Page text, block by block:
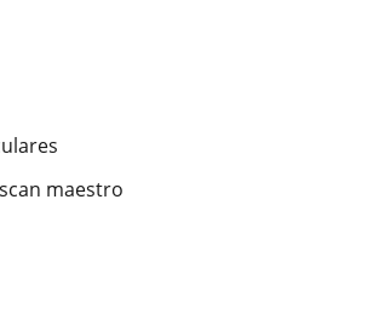
maestro